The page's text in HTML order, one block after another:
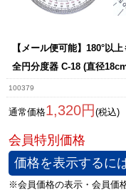
【メール便可能】180°以上
全円分度器 C-18 (直径
100379
通常価格1,320円 (税込)
価格を表示するに